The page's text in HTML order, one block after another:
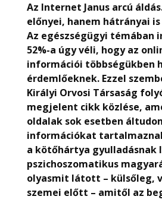
Az Internet Janus arcú
előnyei, hanem hátrányai
Az egészségügyi témában
52%-a úgy véli, hogy az
információi többségükben
érdemlőeknek. Ezzel
Királyi Orvosi Társaság
megjelent cikk közlése,
oldalak sok esetben
információkat
a kötőhártya gyulladásnak
pszichoszomatikus
olyasmit látott – külsőleg,
szemei előtt – amitől az